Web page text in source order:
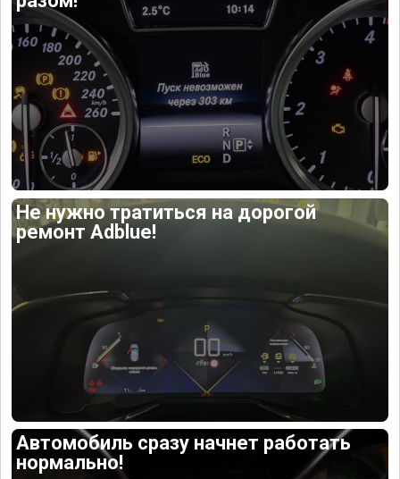
Не нужно тратиться на дорогой
ремонт Adblue!
Автомобиль сразу начнет работать
нормально!